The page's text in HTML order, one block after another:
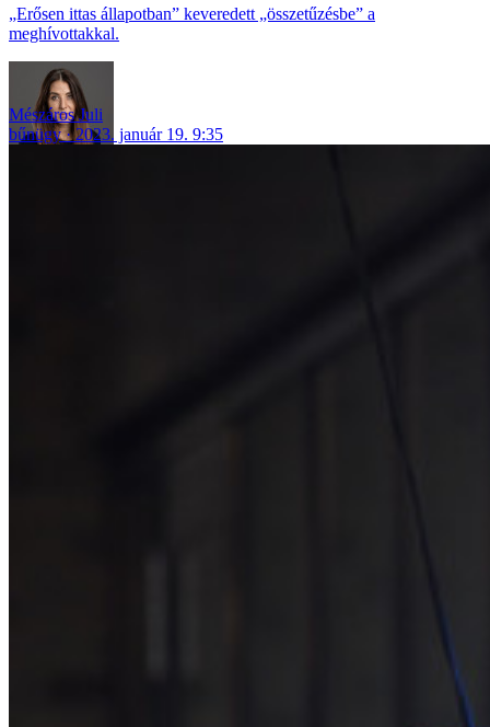
„Erősen ittas állapotban” keveredett „összetűzésbe” a
meghívottakkal.
Mészáros Juli
bűnügy
2023. január 19. 9:35